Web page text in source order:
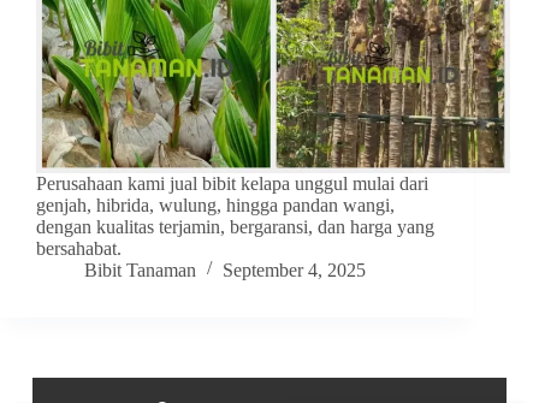
Perusahaan kami jual bibit kelapa unggul mulai dari
genjah, hibrida, wulung, hingga pandan wangi,
dengan kualitas terjamin, bergaransi, dan harga yang
bersahabat.
Bibit Tanaman
September 4, 2025